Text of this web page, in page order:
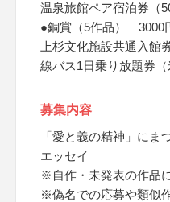
温泉旅館ペア宿泊券（
●銅賞（5作品） 3000
上杉文化施設共通入館
線バス1日乗り放題券（
募集内容
「愛と義の精神」にま
エッセイ
※自作・未発表の作品
※偽名での応募や類似